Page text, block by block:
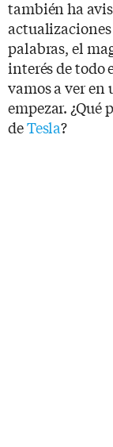
también ha
actualizaciones
palabras, el
interés de todo
vamos a ver en
empezar. ¿Qué
deTesla?